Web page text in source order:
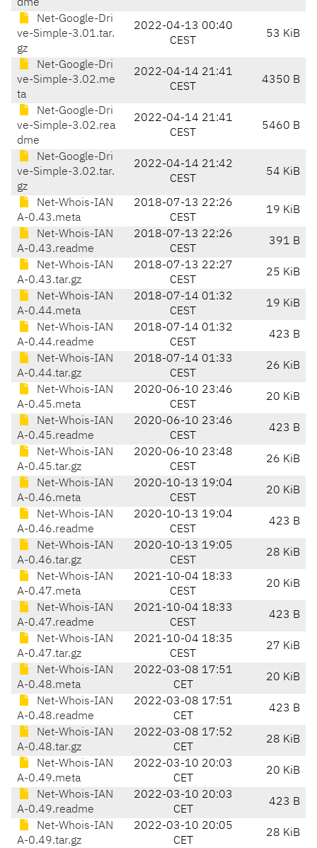
dme
Net-Google-Dri
ve-Simple-3.01.tar.
gz
2022-04-13 00:40
CEST
53 KiB
Net-Google-Dri
ve-Simple-3.02.me
ta
2022-04-14 21:41
CEST
4350 B
Net-Google-Dri
ve-Simple-3.02.rea
dme
2022-04-14 21:41
CEST
5460 B
Net-Google-Dri
ve-Simple-3.02.tar.
gz
2022-04-14 21:42
CEST
54 KiB
Net-Whois-IAN
A-0.43.meta
2018-07-13 22:26
CEST
19 KiB
Net-Whois-IAN
A-0.43.readme
2018-07-13 22:26
CEST
391 B
Net-Whois-IAN
A-0.43.tar.gz
2018-07-13 22:27
CEST
25 KiB
Net-Whois-IAN
A-0.44.meta
2018-07-14 01:32
CEST
19 KiB
Net-Whois-IAN
A-0.44.readme
2018-07-14 01:32
CEST
423 B
Net-Whois-IAN
A-0.44.tar.gz
2018-07-14 01:33
CEST
26 KiB
Net-Whois-IAN
A-0.45.meta
2020-06-10 23:46
CEST
20 KiB
Net-Whois-IAN
A-0.45.readme
2020-06-10 23:46
CEST
423 B
Net-Whois-IAN
A-0.45.tar.gz
2020-06-10 23:48
CEST
26 KiB
Net-Whois-IAN
A-0.46.meta
2020-10-13 19:04
CEST
20 KiB
Net-Whois-IAN
A-0.46.readme
2020-10-13 19:04
CEST
423 B
Net-Whois-IAN
A-0.46.tar.gz
2020-10-13 19:05
CEST
28 KiB
Net-Whois-IAN
A-0.47.meta
2021-10-04 18:33
CEST
20 KiB
Net-Whois-IAN
A-0.47.readme
2021-10-04 18:33
CEST
423 B
Net-Whois-IAN
A-0.47.tar.gz
2021-10-04 18:35
CEST
27 KiB
Net-Whois-IAN
A-0.48.meta
2022-03-08 17:51
CET
20 KiB
Net-Whois-IAN
A-0.48.readme
2022-03-08 17:51
CET
423 B
Net-Whois-IAN
A-0.48.tar.gz
2022-03-08 17:52
CET
28 KiB
Net-Whois-IAN
A-0.49.meta
2022-03-10 20:03
CET
20 KiB
Net-Whois-IAN
A-0.49.readme
2022-03-10 20:03
CET
423 B
Net-Whois-IAN
A-0.49.tar.gz
2022-03-10 20:05
CET
28 KiB